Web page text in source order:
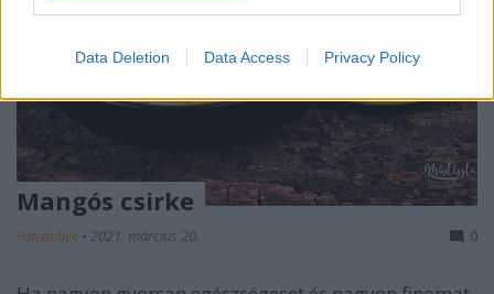
Data Deletion Data Access Privacy Policy
Mangós csirke
Havasilive • 2021. március 20. 0